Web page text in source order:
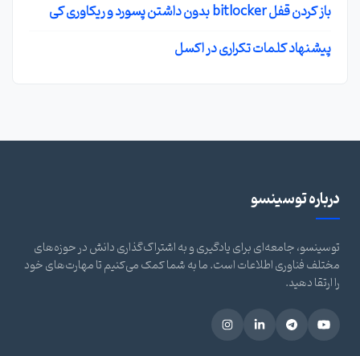
باز کردن قفل bitlocker بدون داشتن پسورد و ریکاوری کی
پیشنهاد کلمات تکراری در اکسل
درباره توسینسو
توسینسو، جامعه‌ای برای یادگیری و به اشتراک‌گذاری دانش در حوزه‌های
مختلف فناوری اطلاعات است. ما به شما کمک می‌کنیم تا مهارت‌های خود
را ارتقا دهید.